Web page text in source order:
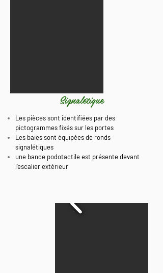
Signalétique
Les pièces sont identifiées par des
pictogrammes fixés sur les portes
Les baies sont équipées de ronds
signalétiques
une bande podotactile est présente devant
l'escalier extérieur​